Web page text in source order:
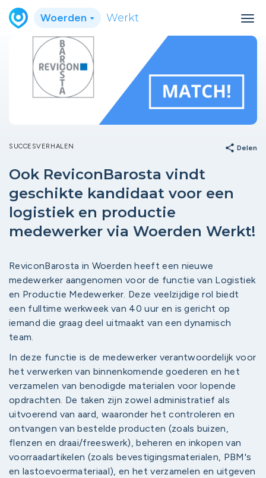
Woerden Werkt
SUCCESVERHALEN share Delen
Ook ReviconBarosta vindt
geschikte kandidaat voor een
logistiek en productie
medewerker via Woerden Werkt!
ReviconBarosta in Woerden heeft een nieuwe
medewerker aangenomen voor de functie van Logistiek
en Productie Medewerker. Deze veelzijdige rol biedt
een fulltime werkweek van 40 uur en is gericht op
iemand die graag deel uitmaakt van een dynamisch
team.
In deze functie is de medewerker verantwoordelijk voor
het verwerken van binnenkomende goederen en het
verzamelen van benodigde materialen voor lopende
opdrachten. De taken zijn zowel administratief als
uitvoerend van aard, waaronder het controleren en
ontvangen van bestelde producten (zoals buizen,
flenzen en draai/freeswerk), beheren en inkopen van
voorraadartikelen (zoals bevestigingsmaterialen, PBM's
en lastoevoermateriaal), en het verzamelen en uitgeven